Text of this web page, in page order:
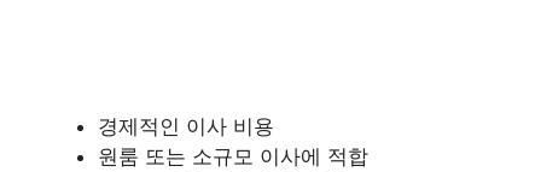
경제적인 이사 비용
원룸 또는 소규모 이사에 적합